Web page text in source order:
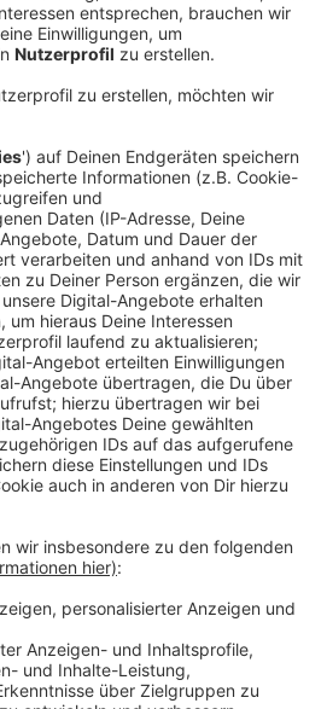
Europas an mehr als 50
einen Einblick in
22.05.2022 09:41
Manga-Stände und Anime-
konnte sich traditionelle
Abschluss bildete das
In diesem Jahr stand es
für Frieden und
Links zum Thema